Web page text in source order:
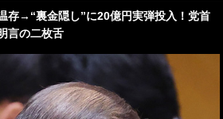
存→“裏金隠し”に20億円実弾投入！党首
言の二枚舌